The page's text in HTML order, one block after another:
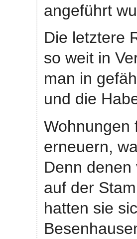
angeführt
Die letztere
so weit in
man in
und die
Wohnungen
erneuern,
Denn
auf der
hatten sie